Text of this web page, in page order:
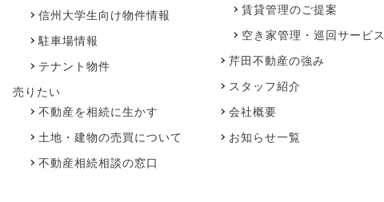
信州大学生向け物件情報
駐車場情報
テナント物件
売りたい
不動産を相続に生かす
土地・建物の売買について
不動産相続相談の窓口
賃貸管理のご提案
空き家管理・巡回サービス
芹田不動産の強み
スタッフ紹介
会社概要
お知らせ一覧